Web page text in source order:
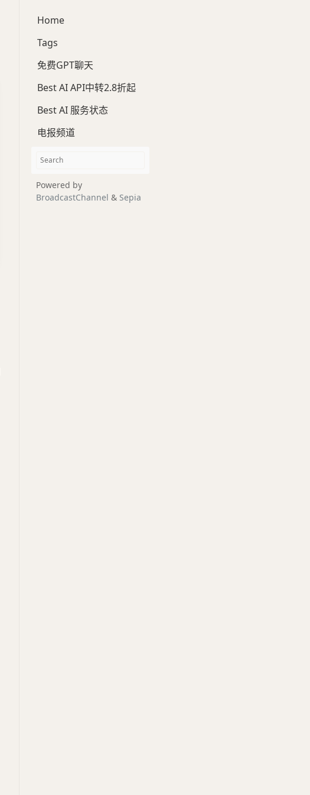
Home
Tags
免费GPT聊天
Best AI API中转2.8折起
Best AI 服务状态
电报频道
Powered by
BroadcastChannel & Sepia